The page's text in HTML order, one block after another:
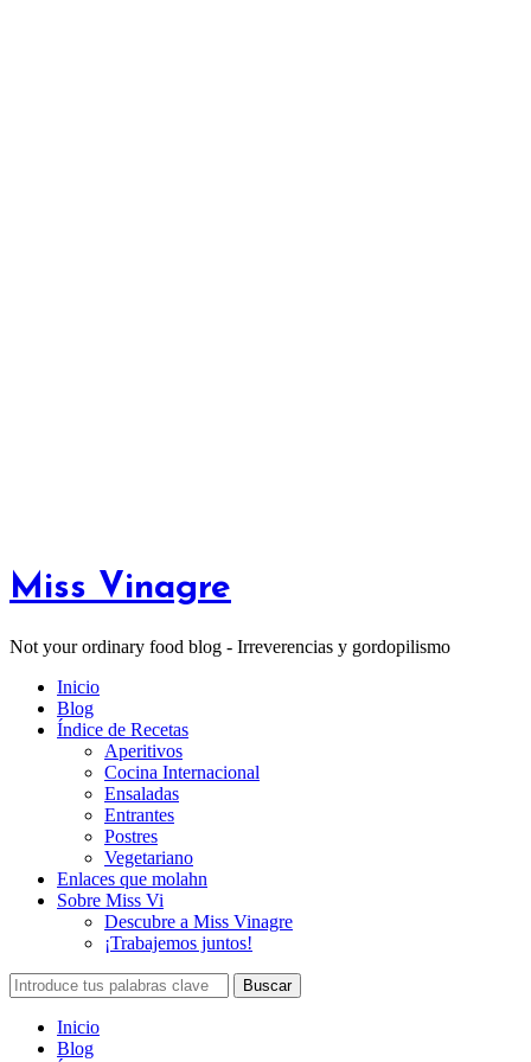
Miss Vinagre
Not your ordinary food blog - Irreverencias y gordopilismo
Inicio
Blog
Índice de Recetas
Aperitivos
Cocina Internacional
Ensaladas
Entrantes
Postres
Vegetariano
Enlaces que molahn
Sobre Miss Vi
Descubre a Miss Vinagre
¡Trabajemos juntos!
Inicio
Blog